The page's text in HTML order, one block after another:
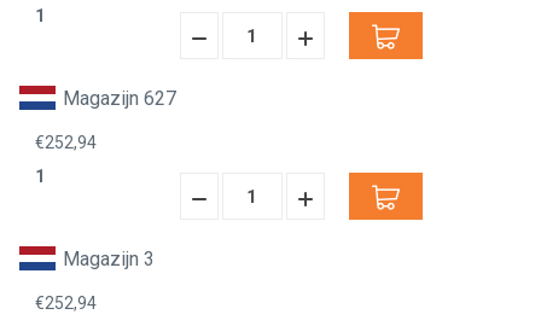
1
Hoeveelheid
Hoeveelheid
Magazijn 627
€252,94
1
Hoeveelheid
Hoeveelheid
Magazijn 3
€252,94